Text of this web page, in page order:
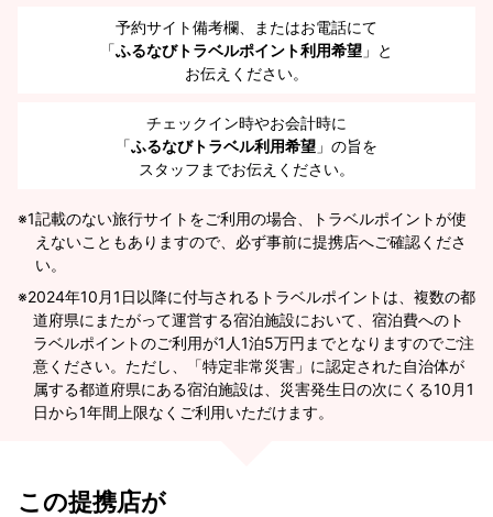
予約サイト備考欄、またはお電話にて
「ふるなびトラベルポイント利用希望 」と
お伝えください。
チェックイン時やお会計時に
「ふるなびトラベル利用希望 」の旨を
スタッフまでお伝えください。
※1記載のない旅行サイトをご利用の場合、トラベルポイントが使
えないこともありますので、必ず事前に提携店へご確認くださ
い。
2024年10月1日以降に付与されるトラベルポイントは、複数の都
道府県にまたがって運営する宿泊施設において、宿泊費へのト
ラベルポイントのご利用が1人1泊5万円までとなりますのでご注
意ください。ただし、「特定非常災害」に認定された自治体が
属する都道府県にある宿泊施設は、災害発生日の次にくる10月1
日から1年間上限なくご利用いただけます。
この提携店が